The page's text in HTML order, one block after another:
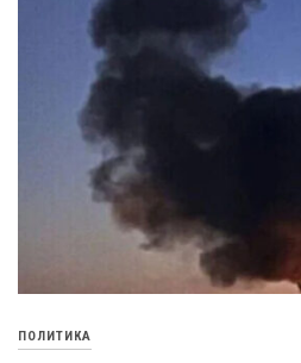
ПОЛИТИКА